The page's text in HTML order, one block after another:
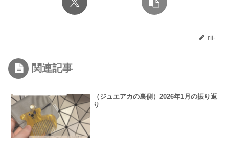
rii-
関連記事
（ジュエアカの裏側）2026年1月の振り返
り